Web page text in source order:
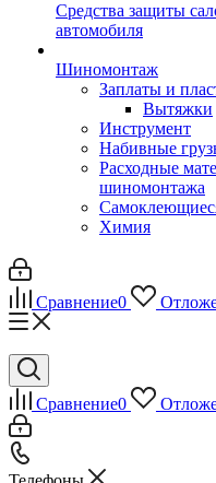
Средства защиты
автомобиля
Шиномонтаж
Заплаты и
Вытяжки
Инструмент
Набивные
Расходные
шиномонтажа
Химия
Сравнение0
Сравнение0